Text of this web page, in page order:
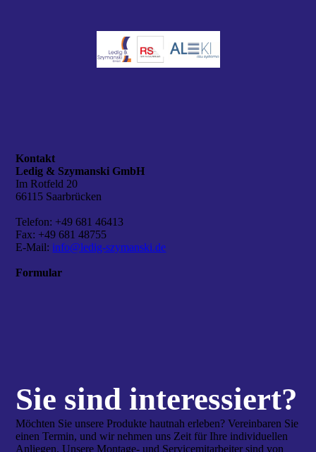
Kontakt
Ledig & Szymanski GmbH
Im Rotfeld 20
66115 Saarbrücken
Telefon: +49 681 46413
Fax: +49 681 48755
E-Mail: info@ledig-szymanski.de
Formular
Sie sind interes­siert?
Möchten Sie unsere Produkte hautnah erleben? Vereinbaren Sie
einen Termin, und wir nehmen uns Zeit für Ihre individuellen
Anliegen. Unsere Montage- und Servicemitarbeiter sind von